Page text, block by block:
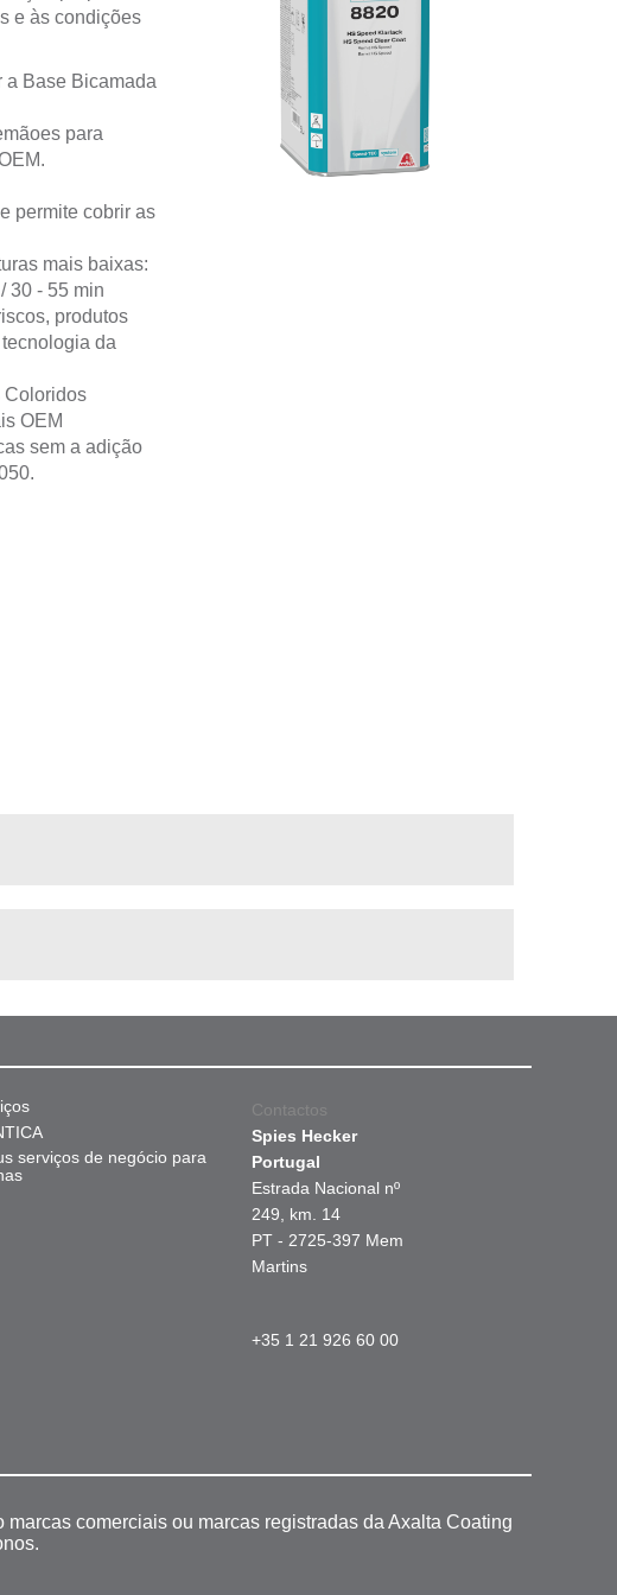
e às condições
a Base Bicamada
para
permite cobrir as
mais baixas:
30 - 55 min
produtos
da
Coloridos
OEM
sem a adição
serviços de negócio para
Contactos
Spies Hecker
Portugal
Estrada Nacional nº
249, km. 14
PT - 2725-397 Mem
Martins
+35 1 21 926 60 00
comerciais ou marcas registradas da Axalta Coating